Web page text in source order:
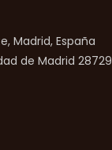
Madrid, España
de Madrid 28729